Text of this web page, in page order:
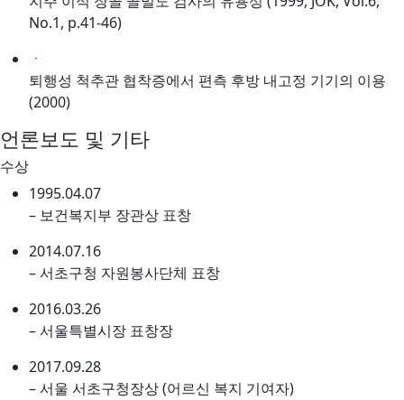
No.1, p.41-46)
ㆍ
퇴행성 척추관 협착증에서 편측 후방 내고정 기기의 이용
(2000)
언론보도 및 기타
수상
1995.04.07
– 보건복지부 장관상 표창
2014.07.16
– 서초구청 자원봉사단체 표창
2016.03.26
– 서울특별시장 표창장
2017.09.28
– 서울 서초구청장상 (어르신 복지 기여자)